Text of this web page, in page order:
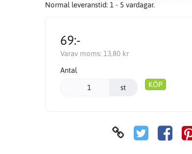
Normal leveranstid: 1 - 5 vardagar.
69:-
Varav moms: 13,80 kr
Antal
st KÖP